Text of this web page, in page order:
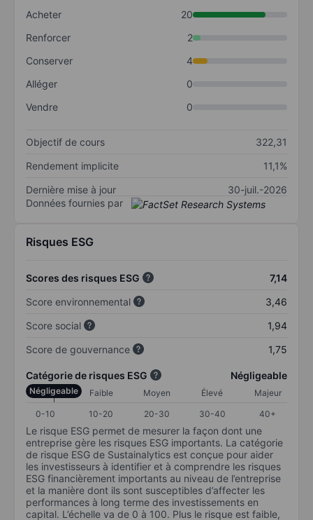
Acheter
20
Renforcer
2
Conserver
4
Alléger
0
Vendre
0
Objectif de cours
322,31
Rendement implicite
11,1%
Dernière mise à jour
30-juil.-2026
Données fournies par
Risques ESG
Scores des risques ESG
7,14
Score environnemental
3,46
Score social
1,94
Score de gouvernance
1,75
Catégorie de risques ESG Négligeable
Négligeable Faible Moyen Élevé
Majeur
0-10
10-20 20-30 30-40 40+
Le risque ESG permet de mesurer la façon dont une
entreprise gère les risques ESG importants. La catégorie
de risque ESG de Sustainalytics est conçue pour aider
les investisseurs à identifier et à comprendre les risques
ESG financièrement importants au niveau de l’entreprise
et la manière dont ils sont susceptibles d’affecter les
performances à long terme des investissements en
capital. L’échelle va de 0 à 100. Plus le risque est faible,